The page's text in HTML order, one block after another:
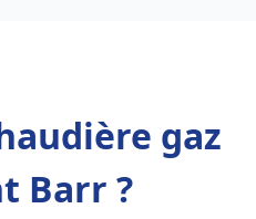
gaz
Barr ?